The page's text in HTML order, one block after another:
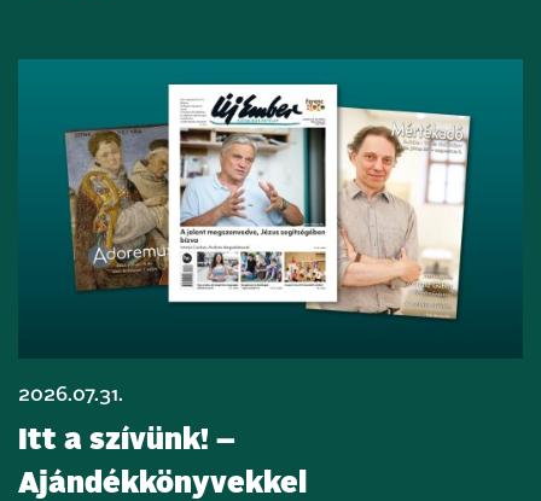
2026.07.31.
Itt a szívünk! –
Ajándékkönyvekkel